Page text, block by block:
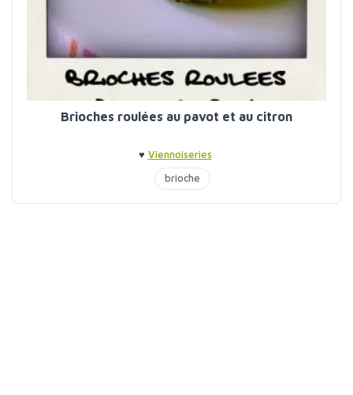
Brioches roulées au pavot et au citron
♥ Viennoiseries
brioche